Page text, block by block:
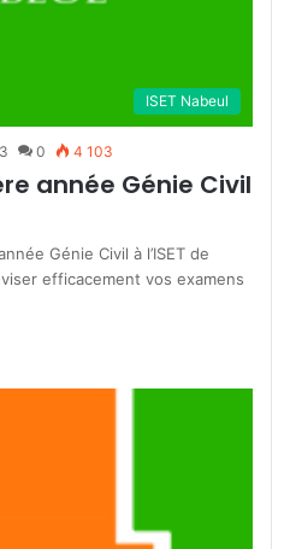
ISET Nabeul
0 4 103
année Génie Civil
Génie Civil à l’ISET de
efficacement vos examens